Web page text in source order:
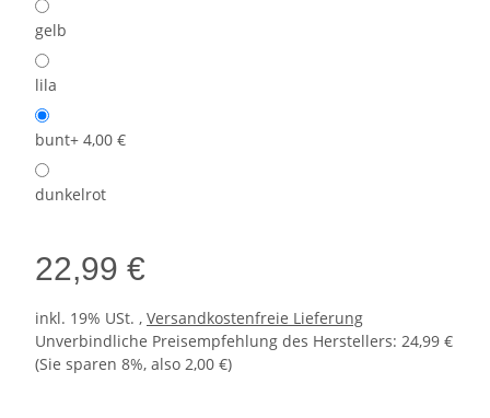
gelb
lila
bunt+ 4,00 €
dunkelrot
22,99 €
inkl. 19% USt. , Versandkostenfreie Lieferung
Unverbindliche Preisempfehlung des Herstellers: 24,99 €
(Sie sparen 8%, also 2,00 €)